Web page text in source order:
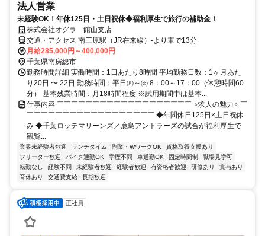
法人営業
未経験OK！年休125日・土日祝休◆福利厚生で旅行の補助金！
株式会社オグラ 館山支店
交通・アクセス 南三原駅（JR在来線）-より車で13分
月給285,000円～400,000円
千葉県南房総市
勤務時間詳細 実働時間：1日あたり8時間 平均勤務日数：1ヶ月あた
り20日 〜 22日 勤務時間：平日㈪～㈮ 8：00～17：00（休憩時間60
分） 基本残業時間：月18時間程度 ※試用期間中は基本...
仕事内容 ￣￣￣￣￣￣￣￣￣￣￣￣￣￣￣￣￣￣￣ ⭐求人の魅力⭐ ￣
￣￣￣￣￣￣￣￣￣￣￣￣￣￣￣￣￣￣ ◆年間休日125日×土日祝休
み ◆千葉ロッテマリーンズ／鹿島アントラーズの試合が福利厚生で
観覧...
業界未経験者歓迎 ランチタイム 副業・WワークOK
資格取得支援あり
フリーター歓迎
バイク通勤OK 学歴不問 車通勤OK 固定時間制
職場見学可
転勤なし
経験不問 未経験者歓迎 経験者歓迎 有資格者歓迎 研修あり
賞与あり
育休あり
交通費支給 長期歓迎
正社員